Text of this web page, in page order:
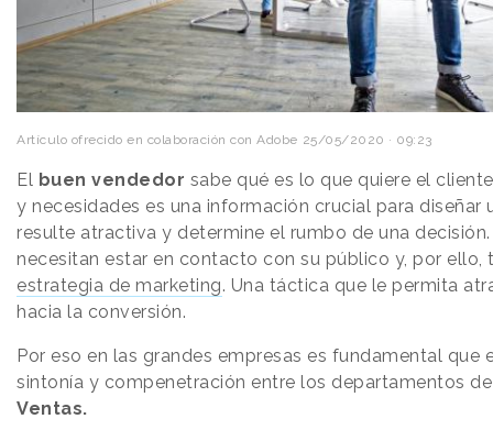
Artículo ofrecido en colaboración con Adobe 25/05/2020 · 09:23
El buen vendedor sabe qué es lo que quiere el
y necesidades es una información crucial para diseñar
resulte atractiva y determine el rumbo de una
necesitan estar en contacto con su público y, por ello,
estrategia de marketing. Una táctica que le permita
hacia la conversión.
Por eso en las grandes empresas es fundamental que
sintonía y compenetración entre los departamentos
Ventas.